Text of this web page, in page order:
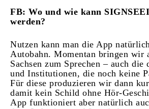
FB: Wo und wie kann
werden?
Nutzen kann man die App
Autobahn. Momentan bringen wir
Sachsen zum Sprechen – auch die
und Institutionen, die noch keine
Für diese produzieren wir dann
damit kein Schild ohne Hör-
App funktioniert aber natürlich